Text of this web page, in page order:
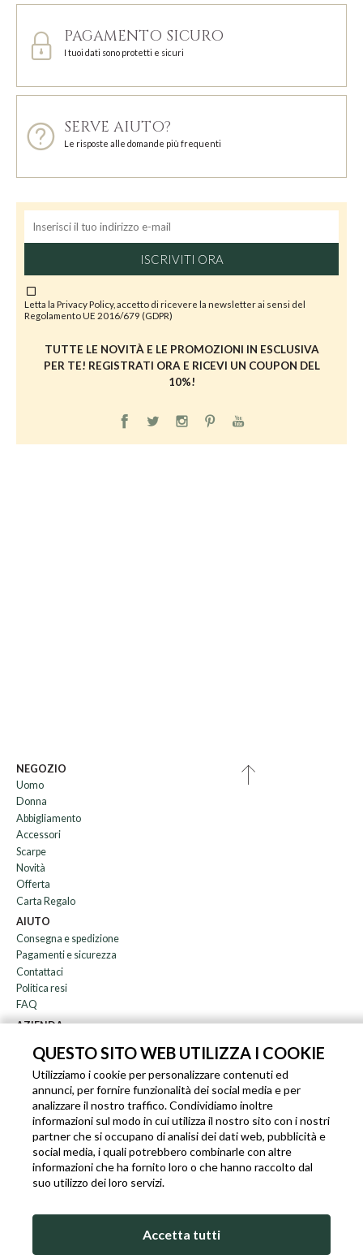
QUESTO SITO WEB UTILIZZA I COOKIE
Utilizziamo i cookie per personalizzare contenuti ed
annunci, per fornire funzionalità dei social media e per
analizzare il nostro traffico. Condividiamo inoltre
informazioni sul modo in cui utilizza il nostro sito con i nostri
partner che si occupano di analisi dei dati web, pubblicità e
social media, i quali potrebbero combinarle con altre
informazioni che ha fornito loro o che hanno raccolto dal
suo utilizzo dei loro servizi.
Accetta tutti
PAGAMENTO SICURO
I tuoi dati sono protetti e sicuri
SERVE AIUTO?
Le risposte alle domande più frequenti
ISCRIVITI ORA
Letta la Privacy Policy, accetto di ricevere la newsletter ai sensi del
Regolamento UE 2016/679 (GDPR)
TUTTE LE NOVITÀ E LE PROMOZIONI IN ESCLUSIVA
PER TE! REGISTRATI ORA E RICEVI UN COUPON DEL
10%!
NEGOZIO
Uomo
Donna
Abbigliamento
Accessori
Scarpe
Novità
Offerta
Carta Regalo
AIUTO
Consegna e spedizione
Pagamenti e sicurezza
Contattaci
Politica resi
FAQ
AZIENDA
Chi siamo
Blog
Affiliazione
EN IT FR DE